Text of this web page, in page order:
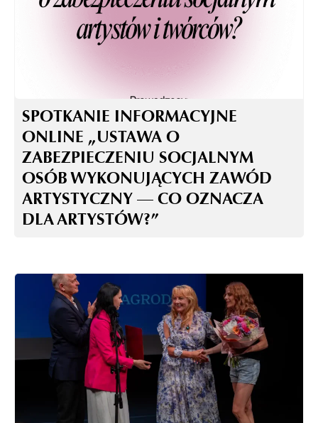
SPOTKANIE INFORMACYJNE
ONLINE „USTAWA O
ZABEZPIECZENIU SOCJALNYM
OSÓB WYKONUJĄCYCH ZAWÓD
ARTYSTYCZNY — CO OZNACZA
DLA ARTYSTÓW?”